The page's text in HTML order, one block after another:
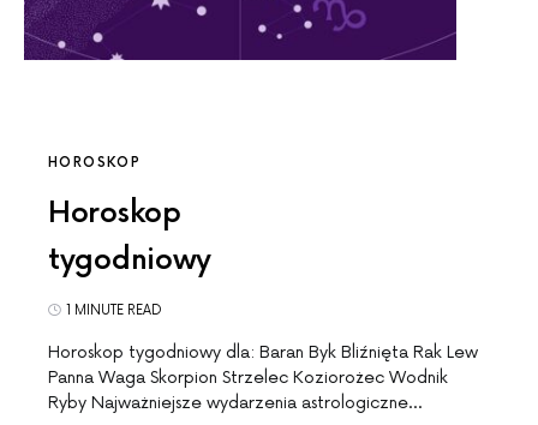
HOROSKOP
Horoskop
tygodniowy
1 MINUTE READ
Horoskop tygodniowy dla: Baran Byk Bliźnięta Rak Lew
Panna Waga Skorpion Strzelec Koziorożec Wodnik
Ryby Najważniejsze wydarzenia astrologiczne…